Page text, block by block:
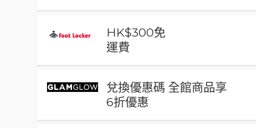
HK$300免
運費
兌換優惠碼 全館商品享
6折優惠